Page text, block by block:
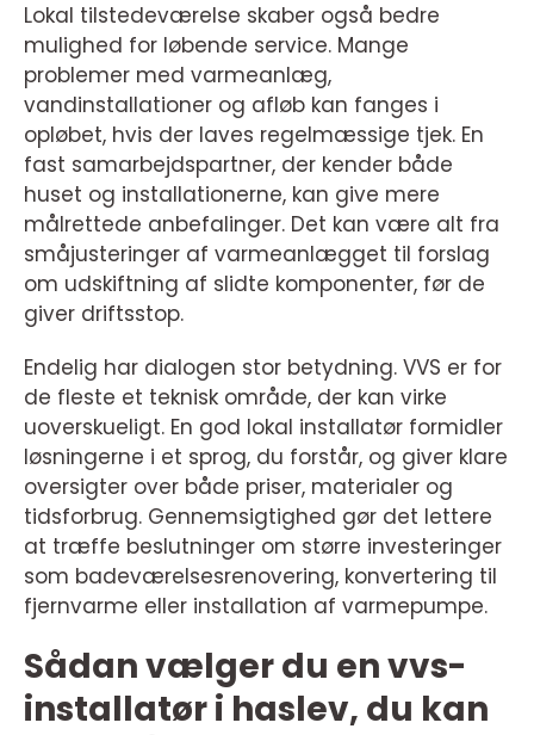
Lokal tilstedeværelse skaber også bedre
mulighed for løbende service. Mange
problemer med varmeanlæg,
vandinstallationer og afløb kan fanges i
opløbet, hvis der laves regelmæssige tjek. En
fast samarbejdspartner, der kender både
huset og installationerne, kan give mere
målrettede anbefalinger. Det kan være alt fra
småjusteringer af varmeanlægget til forslag
om udskiftning af slidte komponenter, før de
giver driftsstop.
Endelig har dialogen stor betydning. VVS er for
de fleste et teknisk område, der kan virke
uoverskueligt. En god lokal installatør formidler
løsningerne i et sprog, du forstår, og giver klare
oversigter over både priser, materialer og
tidsforbrug. Gennemsigtighed gør det lettere
at træffe beslutninger om større investeringer
som badeværelsesrenovering, konvertering til
fjernvarme eller installation af varmepumpe.
Sådan vælger du en vvs-
installatør i haslev, du kan